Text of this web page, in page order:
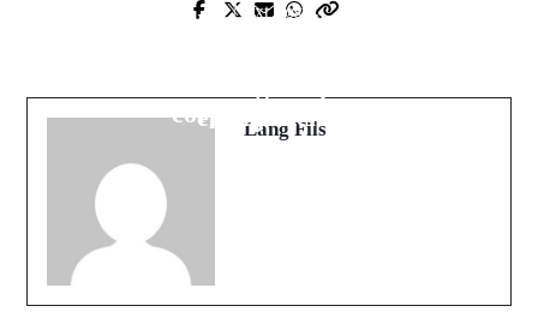
Crise dans les collectivités
engagements
Next Post
corps de contrôle
Lang Fils